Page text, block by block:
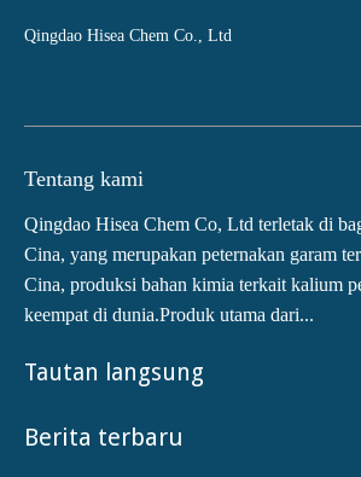
Qingdao Hisea Chem Co., Ltd
Tentang kami
Qingdao Hisea Chem Co, Ltd terletak di
Cina, yang merupakan peternakan garam
Cina, produksi bahan kimia terkait kalium
keempat di dunia.Produk utama dari...
Tautan langsung
Berita terbaru